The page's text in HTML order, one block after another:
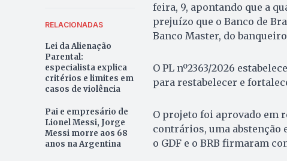
RELACIONADAS
Lei da Alienação
Parental:
especialista explica
critérios e limites em
casos de violência
Pai e empresário de
Lionel Messi, Jorge
Messi morre aos 68
anos na Argentina
feira, 9, apontando que a
prejuízo que o Banco de
Banco Master, do
O PL nº2363/2026
para restabelecer e
O projeto foi aprovado em
contrários, uma abstenção
o GDF e o BRB firmaram